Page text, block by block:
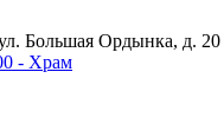
Большая Ордынка, д. 20
- Храм